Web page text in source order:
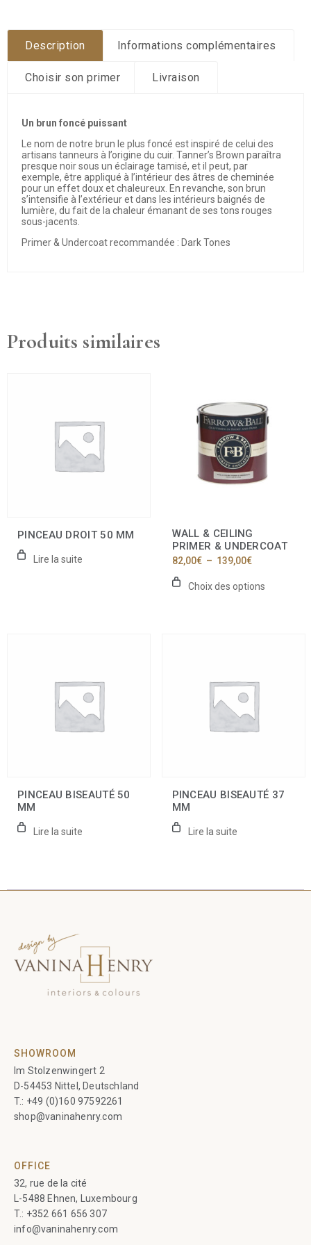
Description Informations complémentaires
Choisir son primer Livraison
Un brun foncé puissant
Le nom de notre brun le plus foncé est inspiré de celui des
artisans tanneurs à l’origine du cuir. Tanner’s Brown paraîtra
presque noir sous un éclairage tamisé, et il peut, par
exemple, être appliqué à l’intérieur des âtres de cheminée
pour un effet doux et chaleureux. En revanche, son brun
s’intensifie à l’extérieur et dans les intérieurs baignés de
lumière, du fait de la chaleur émanant de ses tons rouges
sous-jacents.
Primer & Undercoat recommandée : Dark Tones
Produits similaires
PINCEAU DROIT 50 MM
Lire la suite
WALL & CEILING
PRIMER & UNDERCOAT
82,00€ – 139,00€Plage
prix :
82,00€
Choix des options
plusieurs
variations.
peuvent
page
produit
PINCEAU BISEAUTÉ 50
MM
Lire la suite
PINCEAU BISEAUTÉ 37
MM
Lire la suite
SHOWROOM
Im Stolzenwingert 2
D-54453 Nittel, Deutschland
T.: +49 (0)160 97592261
shop@vaninahenry.com
OFFICE
32, rue de la cité
L-5488 Ehnen, Luxembourg
T.: +352 661 656 307
info@vaninahenry.com